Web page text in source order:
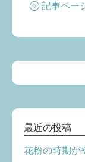
記事ペー
最近の投稿
花粉の時期が